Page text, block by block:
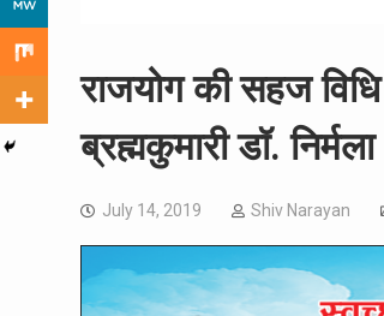
राजयोग की सहज
ब्रह्मकुमारी डॉ. निर्मला
July 14, 2019 Shiv Narayan